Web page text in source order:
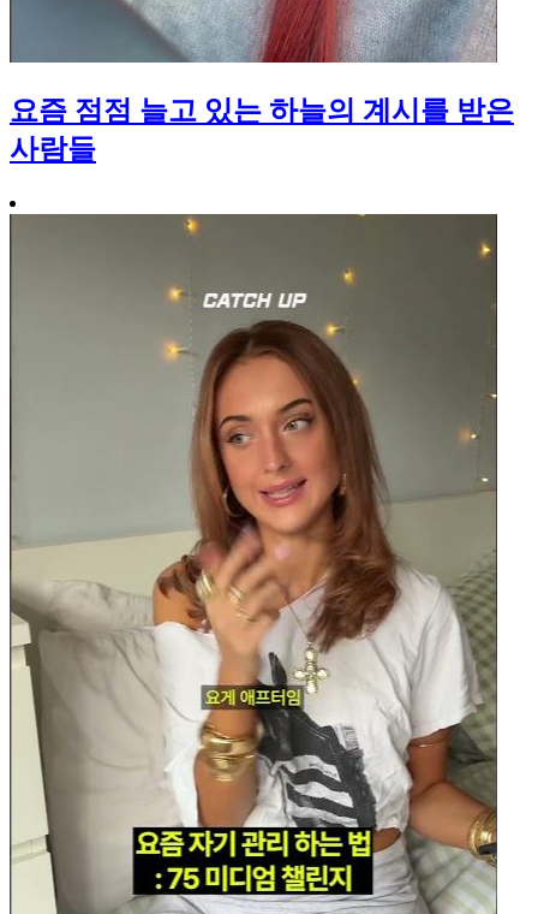
요즘 점점 늘고 있는 하늘의 계시를 받은
사람들